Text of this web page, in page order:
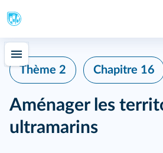
Thème 2 Chapitre 16
Aménager les
ultramarins